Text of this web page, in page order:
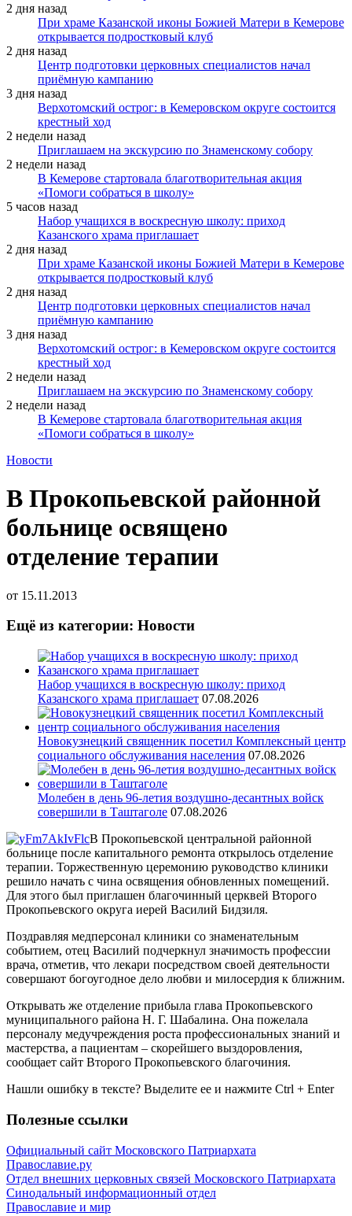
2 дня назад
При храме Казанской иконы Божией Матери в Кемерове
открывается подростковый клуб
2 дня назад
Центр подготовки церковных специалистов начал
приёмную кампанию
3 дня назад
Верхотомский острог: в Кемеровском округе состоится
крестный ход
2 недели назад
Приглашаем на экскурсию по Знаменскому собору
2 недели назад
В Кемерове стартовала благотворительная акция
«Помоги собраться в школу»
5 часов назад
Набор учащихся в воскресную школу: приход
Казанского храма приглашает
2 дня назад
При храме Казанской иконы Божией Матери в Кемерове
открывается подростковый клуб
2 дня назад
Центр подготовки церковных специалистов начал
приёмную кампанию
3 дня назад
Верхотомский острог: в Кемеровском округе состоится
крестный ход
2 недели назад
Приглашаем на экскурсию по Знаменскому собору
2 недели назад
В Кемерове стартовала благотворительная акция
«Помоги собраться в школу»
Новости
В Прокопьевской районной
больнице освящено
отделение терапии
от 15.11.2013
Ещё из категории: Новости
Набор учащихся в воскресную школу: приход
Казанского храма приглашает 07.08.2026
Новокузнецкий священник посетил Комплексный центр
социального обслуживания населения 07.08.2026
Молебен в день 96-летия воздушно-десантных войск
совершили в Таштаголе 07.08.2026
В Прокопьевской центральной районной
больнице после капитального ремонта открылось отделение
терапии. Торжественную церемонию руководство клиники
решило начать с чина освящения обновленных помещений.
Для этого был приглашен благочинный церквей Второго
Прокопьевского округа иерей Василий Бидзиля.
Поздравляя медперсонал клиники со знаменательным
событием, отец Василий подчеркнул значимость профессии
врача, отметив, что лекари посредством своей деятельности
совершают богоугодное дело любви и милосердия к ближним.
Открывать же отделение прибыла глава Прокопьевского
муниципального района Н. Г. Шабалина. Она пожелала
персоналу медучреждения роста профессиональных знаний и
мастерства, а пациентам – скорейшего выздоровления,
сообщает сайт Второго Прокопьевского благочиния.
Нашли ошибку в тексте? Выделите ее и нажмите Ctrl + Enter
Полезные ссылки
Официальный сайт Московского Патриархата
Православие.ру
Отдел внешних церковных связей Московского Патриархата
Синодальный информационный отдел
Православие и мир